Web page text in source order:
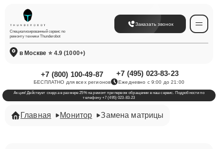
Специализированный сервис по
ремонту техники Thunderobot
Заказать звонок
в Москве ⭐ 4.9 (1000+)
+7 (800) 100-49-87
БЕСПЛАТНО для всех регионов
+7 (495) 023-83-23
Ежедневно с 9:00 до 21:00
Акция! Действует скидка в размере 25% на ремонт при первом обращении в наш сервис. Подробности по
телефону +7 (495) 023-83-23
Главная Монитор Замена матрицы